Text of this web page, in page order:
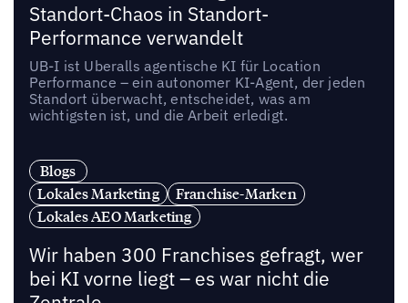
Standort-Chaos in Standort-
Performance verwandelt
UB-I ist Uberalls agentische KI für Location
Performance – ein autonomer KI-Agent, der jeden
Standort überwacht, entscheidet, was am
wichtigsten ist, und die Arbeit erledigt.
Blogs
Lokales Marketing
Franchise-Marken
Lokales AEO Marketing
Wir haben 300 Franchises gefragt, wer
bei KI vorne liegt – es war nicht die